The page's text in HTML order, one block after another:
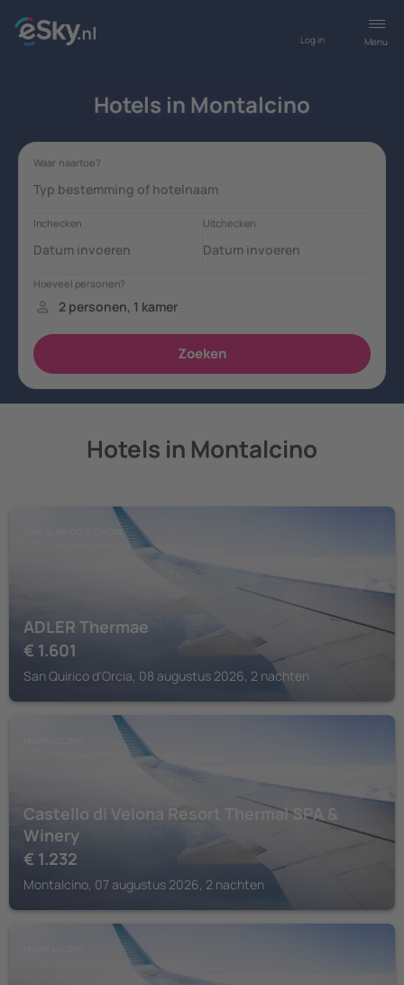
Menu
Log in
Hotels in Montalcino
Hotels in Montalcino
SAN QUIRICO D'ORCIA
ADLER Thermae
€ 1.601
San Quirico d'Orcia, 08 augustus 2026, 2 nachten
Castello di Velona Resort Thermal SPA &
Winery
€ 1.232
Montalcino, 07 augustus 2026, 2 nachten